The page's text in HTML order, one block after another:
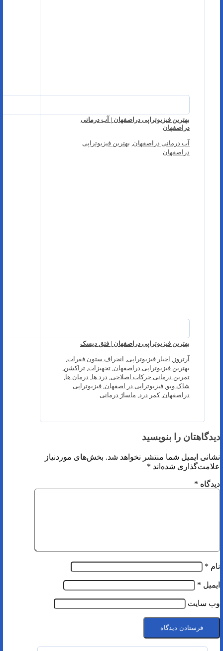
بهترین فیزیوتراپی دراصفهان | آب درمانی
دراصفهان
آب درمانی دراصفهان, بهترین فیزیوتراپی
دراصفهان
بهترین فیزیوتراپی دراصفهان | فتق دیسک
آرتروز , اخبار فیزیوتراپی, انحراف ستون فقرات,
بهترین فیزیوتراپی دراصفهان, تجهیزات, تراکشن,
تمرین درمانی حرکات اصلاحی, درد ها, درمان ها,
شاک ویو, فیزیوتراپی در اصفهان, فیزیوتراپی
دراصفهان,کمر درد, ماساژ درمانی
دیدگاهتان را بنویسید
نشانی ایمیل شما منتشر نخواهد شد. بخش‌های موردنیاز
علامت‌گذاری شده‌اند *
دیدگاه *
نام *
ایمیل *
وب‌ سایت